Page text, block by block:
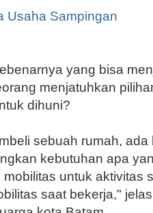
Usaha Sampingan
yang bisa
menjatuhkan
dihuni?
sebuah rumah, ada
kebutuhan apa
untuk aktivitas
saat bekerja,"